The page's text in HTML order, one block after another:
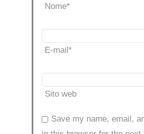
Nome*
E-mail*
Sito web
Save my name, email,